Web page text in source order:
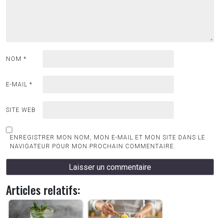
NOM *
E-MAIL *
SITE WEB
ENREGISTRER MON NOM, MON E-MAIL ET MON SITE DANS LE
NAVIGATEUR POUR MON PROCHAIN COMMENTAIRE.
Articles relatifs: